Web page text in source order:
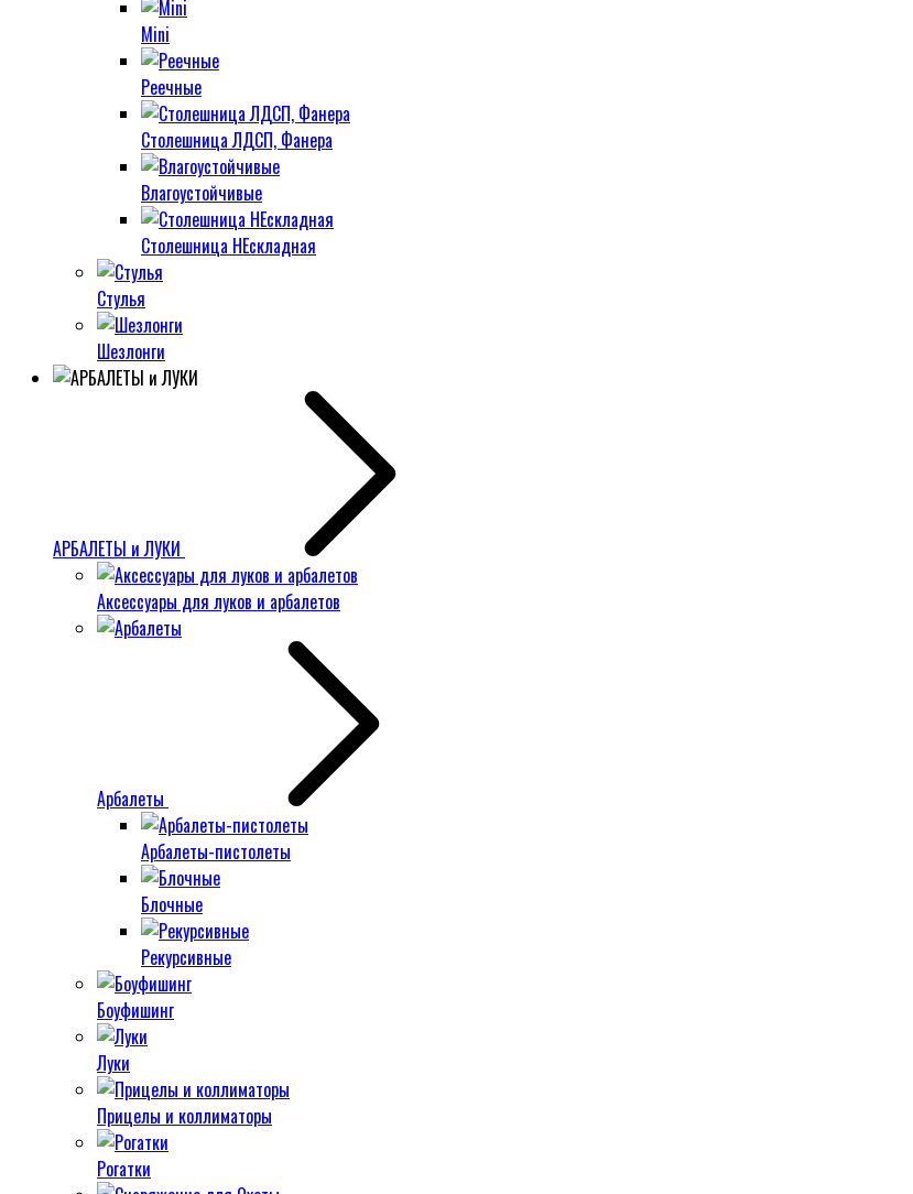
Mini
Реечные
Столешница ЛДСП, Фанера
Влагоустойчивые
Столешница НЕскладная
Стулья
Шезлонги
АРБАЛЕТЫ и ЛУКИ
Аксессуары для луков и арбалетов
Арбалеты
Арбалеты-пистолеты
Блочные
Рекурсивные
Боуфишинг
Луки
Прицелы и коллиматоры
Рогатки